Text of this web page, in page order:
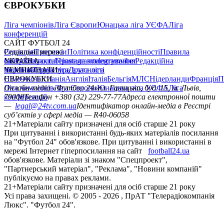
ЄВРОКУБКИ
Ліга чемпіонівЛіга ЄвропиЮнацька ліга УЄФАЛіга
конференцій
САЙТ ФУТБОЛ 24
РедакціяПрогнозиПолітика конфіденційностіПравила
сайтуКонтактиПравила коментуванняРедакційна
політикаСтруктура власності
Соціальні мережі
facebookxyoutubeinstagramtelegramviber
УКРАЇНА
УкраїнаПерша лігаДруга ліга
ЧЕМПІОНАТИ
НімеччинаІспаніяАнгліяІталіяБельгіяМЛСНідерландиФранція
ЄВРОКУБКИ
Ліга чемпіонівЛіга ЄвропиЮнацька ліга УЄФАЛіга
конференцій
Онлайн-медіа «Футбол 24»пл. Галицька, буд. 15, м. Львів,
79008Телефон +380 (32) 229-77-77Адреса електронної пошти
— legal@24tv.com.uaІдентифікатор онлайн-медіа в Реєстрі
суб’єктів у сфері медіа — R40-06058
21+Матеріали сайту призначені для осіб старше 21 року
При цитуванні і використанні будь-яких матеріалів посилання
на "Футбол 24" обов'язкове. При цитуванні і використанні в
мережі Інтернет гіперпосилання на сайт
football24.ua
обов'язкове. Матеріали зі знаком "Спецпроект",
"Партнерський матеріал", "Реклама", "Новини компаній"
публікуємо на правах реклами.
21+Матеріали сайту призначені для осіб старше 21 року
Усi права захищенi. © 2005 - 2026 , ПрАТ "Телерадіокомпанія
Люкс". "Футбол 24".